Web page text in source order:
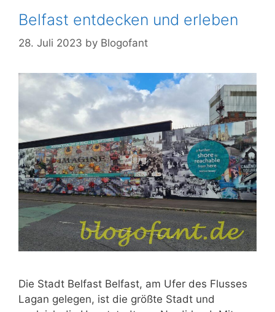
Belfast entdecken und erleben
28. Juli 2023 by Blogofant
Die Stadt Belfast Belfast, am Ufer des Flusses
Lagan gelegen, ist die größte Stadt und